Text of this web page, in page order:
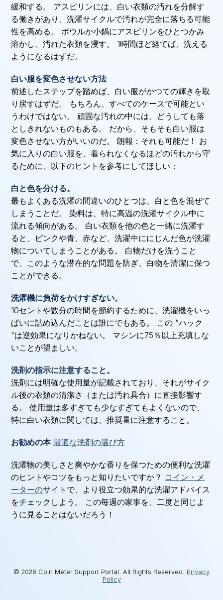
緩和する。 アスピリンには、白い衣類の汚れを分解す
る働きがあり、洗濯サイクルで汚れが完全に落ちる可能
性を高める。 ボウルか小鍋にアスピリンをひとつかみ
溶かし、汚れた衣類を浸す。 1時間ほど経てば、洗える
ようになるはずだ。
白い服を変色させない方法
前述したステップを踏めば、白い服がかつての輝きを取
り戻すはずだ。 もちろん、すべてのケースで可能とい
うわけではない。 頑固な汚れの中には、どうしても落
としきれないものもある。 だから、そもそも白い服は
変色させない方がいいのだ。 朗報：それも可能だ！ お
気に入りの白い服を、着られなくなるほどの汚れから守
るために、以下のヒントを参考にしてほしい：
白と色を分ける。
最もよくある洗濯の間違いのひとつは、白と色を混ぜて
しまうことだ。 染料は、特に高温の洗濯サイクル中に
流れる傾向がある。 白い衣類を他の色と一緒に洗濯す
ると、ピンクや青、赤など、洗濯中ににじんだ色が洗濯
物についてしまうことがある。 白物だけを洗うこと
で、このような潜在的な問題を防ぎ、白物を清潔に保つ
ことができる。
洗濯機に負荷をかけすぎない。
10セントや数分の時間を節約するために、洗濯機をいっ
ぱいに詰め込んだことは誰にでもある。 この “ハック
“は逆効果になりかねない。 マシンに75％以上充填しな
いことが望ましい。
洗剤の指示に注意すること。
洗剤には明確な使用量が記載されており、それがサイク
ル後の衣類の清潔さ（または汚れ具合）に直接影響す
る。 使用量は多すぎても少なすぎてもよくないので、
特に白い衣類に関しては、推奨量に注意すること。
お勧めの本 最適な洗剤の選び方
洗濯物の美しさと爽やかな香りを保つための便利な洗濯
のヒントやコツをもっと知りたいですか？ コイン・メ
ーターのサイトで、より役立つ効果的な洗濯アドバイス
をチェックしよう。 この毎週の家事を、二度と同じよ
うに見ることはないだろう！
© 2026 Coin Meter Support Portal. All Rights Reserved. Privacy
Policy